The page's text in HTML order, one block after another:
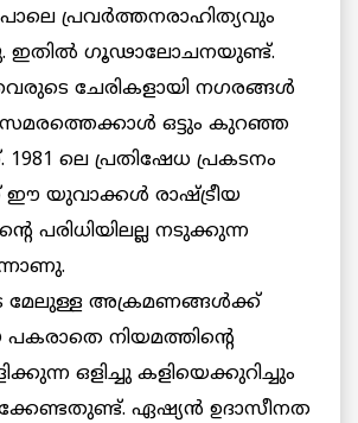
പ്രവര്‍ത്തനരാഹിത്യവും
ഇതില്‍ ഗൂഢാലോചനയുണ്ട്.
ചേരികളായി നഗരങ്ങള്‍
ഒട്ടും കുറഞ്ഞ
ലെ പ്രതിഷേധ പ്രകടനം
ഈ യുവാക്കള്‍ രാഷ്ട്രീയ
പരിധിയിലല്ല നടുക്കുന്ന
മേലുള്ള അക്രമണങ്ങള്‍ക്ക്
നിയമത്തിന്റെ
ഒളിച്ചു കളിയെക്കുറിച്ചും
ഏഷ്യന്‍ ഉദാസീനത